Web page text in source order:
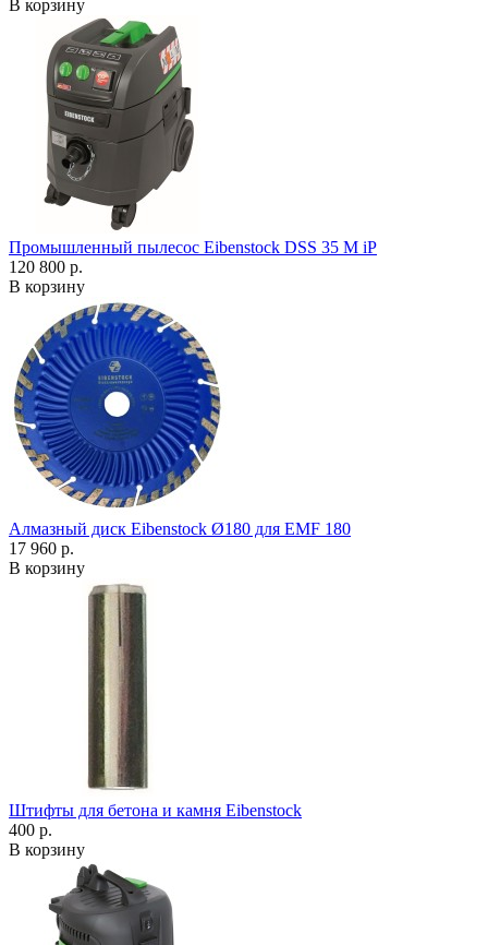
В корзину
Промышленный пылесос Eibenstock DSS 35 M iP
120 800 р.
В корзину
Алмазный диск Eibenstock Ø180 для EMF 180
17 960 р.
В корзину
Штифты для бетона и камня Eibenstock
400 р.
В корзину